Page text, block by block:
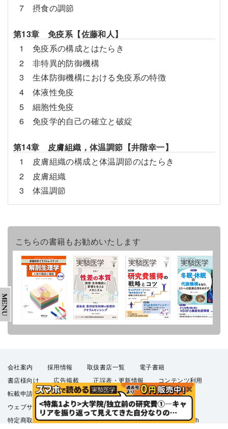
7 摂食の調節
第13章 免疫系【佐藤和人】
1 免疫系の構成とはたらき
2 非特異的防御機構
3 生体防御機構における免疫系の特徴
4 体液性免疫
5 細胞性免疫
6 免疫学的自己の確立と破綻
第14章 皮膚組織，体温調節【井階幸一】
1 皮膚組織の構成と体温調節のはたらき
2 皮膚組織
3 体温調節
こちらの書籍もお勧めいたします
会社案内 採用情報 取扱書店一覧
電子書籍
書店様向け
広告掲載 正誤表・更新情報
コンテンツ利用
転載申請
プライバシーポリシー
羊土社会員規約
ウェブサイト利用規約
羊土社のSNS・メールマガジン
特定商取引法に基づく表示
FAQ お問い合わせ English